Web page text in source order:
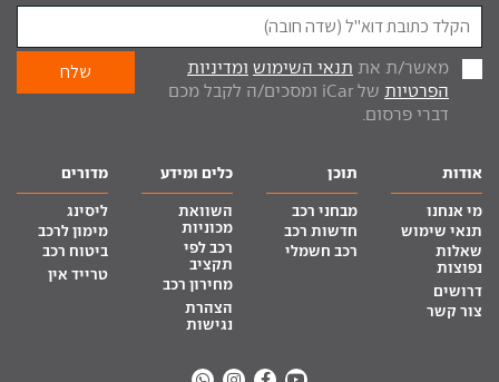
מאשר/ת את תנאי השימוש ומדיניות
הפרטיות
של iCar ומסכים/ה לקבל מכם
דברי פרסום.
אודות
מי אנחנו
תנאי שימוש
שאלות
נפוצות
דרושים
צור קשר
תוכן
מבחני רכב
חדשות רכב
רכב חשמלי
כלים ומידע
השוואת
מכוניות
רכב לפי
תקציב
מחירון רכב
הצהרת
נגישות
מדורים
ליסינג
מימון לרכב
ביטוח רכב
טרייד אין